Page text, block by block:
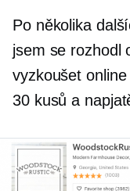
Po několika
jsem se rozhodl
vyzkoušet
30 kusů a